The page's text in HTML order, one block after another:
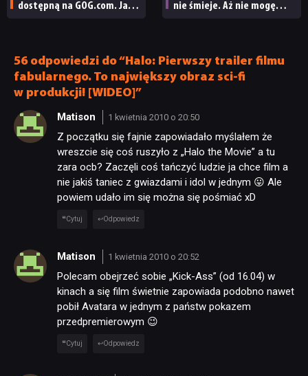
dostępną na GOG.com. Jazz
nie śmieje. Aż nie mogę
56 odpowiedzi do “Halo: Pierwszy trailer filmu
fabularnego. To największy obraz sci-fi
w produkcji! [WIDEO]”
Matison 1 kwietnia 2010 o 20:50
Z początku się fajnie zapowiadało myślałem że
wreszcie się coś ruszyło z „Halo the Movie” a tu
zara ocb? Zaczęli coś tańczyć ludzie ja chce film a
nie jakiś taniec z gwiazdami i idol w jednym 😛 Ale
powiem udało im się można się pośmiać xD
Cytuj Odpowiedz
Matison 1 kwietnia 2010 o 20:52
Polecam obejrzeć sobie „Kick-Ass” (od 16.04) w
kinach a się film świetnie zapowiada podobno nawet
pobił Avatara w jednym z państw pokazem
przedpremierowym 😉
Cytuj Odpowiedz